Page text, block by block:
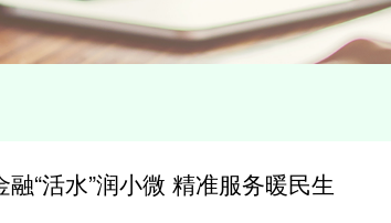
“活水”润小微 精准服务暖民生